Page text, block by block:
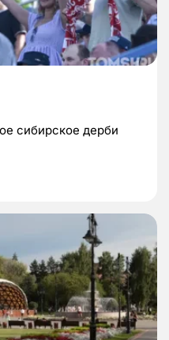
сибирское дерби